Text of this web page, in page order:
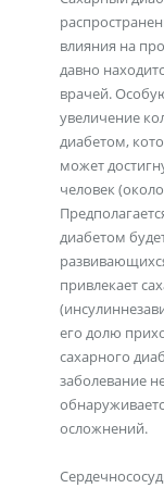
влияния на
давно
врачей.
увеличение
диабетом,
может
человек
диабетом
привлекает
его долю
сахарного
заболевание
осложнений.